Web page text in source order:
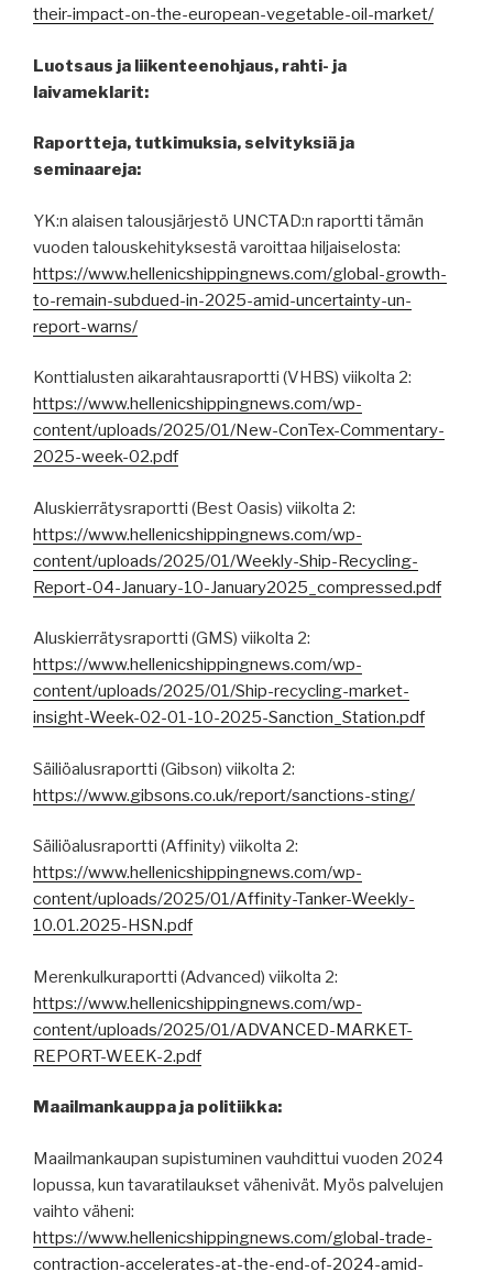
their-impact-on-the-european-vegetable-oil-market/
Luotsaus ja liikenteenohjaus, rahti- ja
laivameklarit:
Raportteja, tutkimuksia, selvityksiä ja
seminaareja:
YK:n alaisen talousjärjestö UNCTAD:n raportti tämän
vuoden talouskehityksestä varoittaa hiljaiselosta:
https://www.hellenicshippingnews.com/global-growth-
to-remain-subdued-in-2025-amid-uncertainty-un-
report-warns/
Konttialusten aikarahtausraportti (VHBS) viikolta 2:
https://www.hellenicshippingnews.com/wp-
content/uploads/2025/01/New-ConTex-Commentary-
2025-week-02.pdf
Aluskierrätysraportti (Best Oasis) viikolta 2:
https://www.hellenicshippingnews.com/wp-
content/uploads/2025/01/Weekly-Ship-Recycling-
Report-04-January-10-January2025_compressed.pdf
Aluskierrätysraportti (GMS) viikolta 2:
https://www.hellenicshippingnews.com/wp-
content/uploads/2025/01/Ship-recycling-market-
insight-Week-02-01-10-2025-Sanction_Station.pdf
Säiliöalusraportti (Gibson) viikolta 2:
https://www.gibsons.co.uk/report/sanctions-sting/
Säiliöalusraportti (Affinity) viikolta 2:
https://www.hellenicshippingnews.com/wp-
content/uploads/2025/01/Affinity-Tanker-Weekly-
10.01.2025-HSN.pdf
Merenkulkuraportti (Advanced) viikolta 2:
https://www.hellenicshippingnews.com/wp-
content/uploads/2025/01/ADVANCED-MARKET-
REPORT-WEEK-2.pdf
Maailmankauppa ja politiikka:
Maailmankaupan supistuminen vauhdittui vuoden 2024
lopussa, kun tavaratilaukset vähenivät. Myös palvelujen
vaihto väheni:
https://www.hellenicshippingnews.com/global-trade-
contraction-accelerates-at-the-end-of-2024-amid-